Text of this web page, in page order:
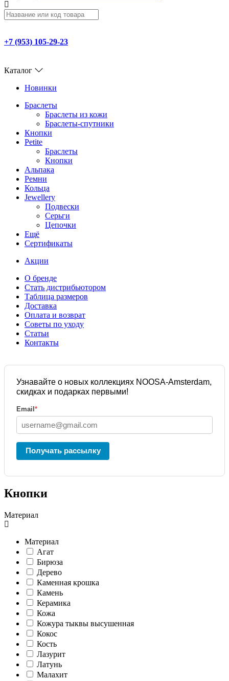
+7 (953) 105-29-23
Каталог
Новинки
Браслеты
Браслеты из кожи
Браслеты-спутники
Кнопки
Petite
Браслеты
Кнопки
Альпака
Ремни
Кольца
Jewellery
Подвески
Серьги
Цепочки
Ещё
Сертификаты
Акции
О бренде
Стать дистрибьютором
Таблица размеров
Доставка
Оплата и возврат
Советы по уходу
Статьи
Контакты
Узнавайте о новых коллекциях NOOSA-Amsterdam,
скидках и подарках первыми!
Email *
Получать рассылку
Кнопки
Материал
Материал
Агат
Бирюза
Дерево
Каменная крошка
Камень
Керамика
Кожа
Кожура тыквы высушенная
Кокос
Кость
Лазурит
Латунь
Малахит